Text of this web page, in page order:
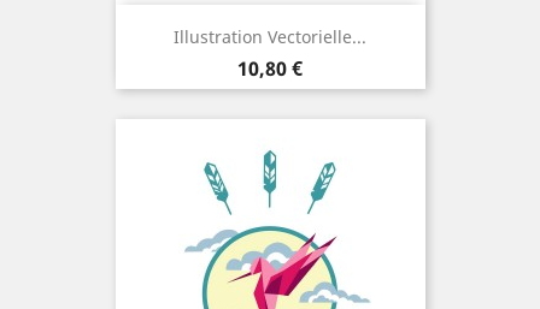
Illustration Vectorielle...
Prix
10,80 €